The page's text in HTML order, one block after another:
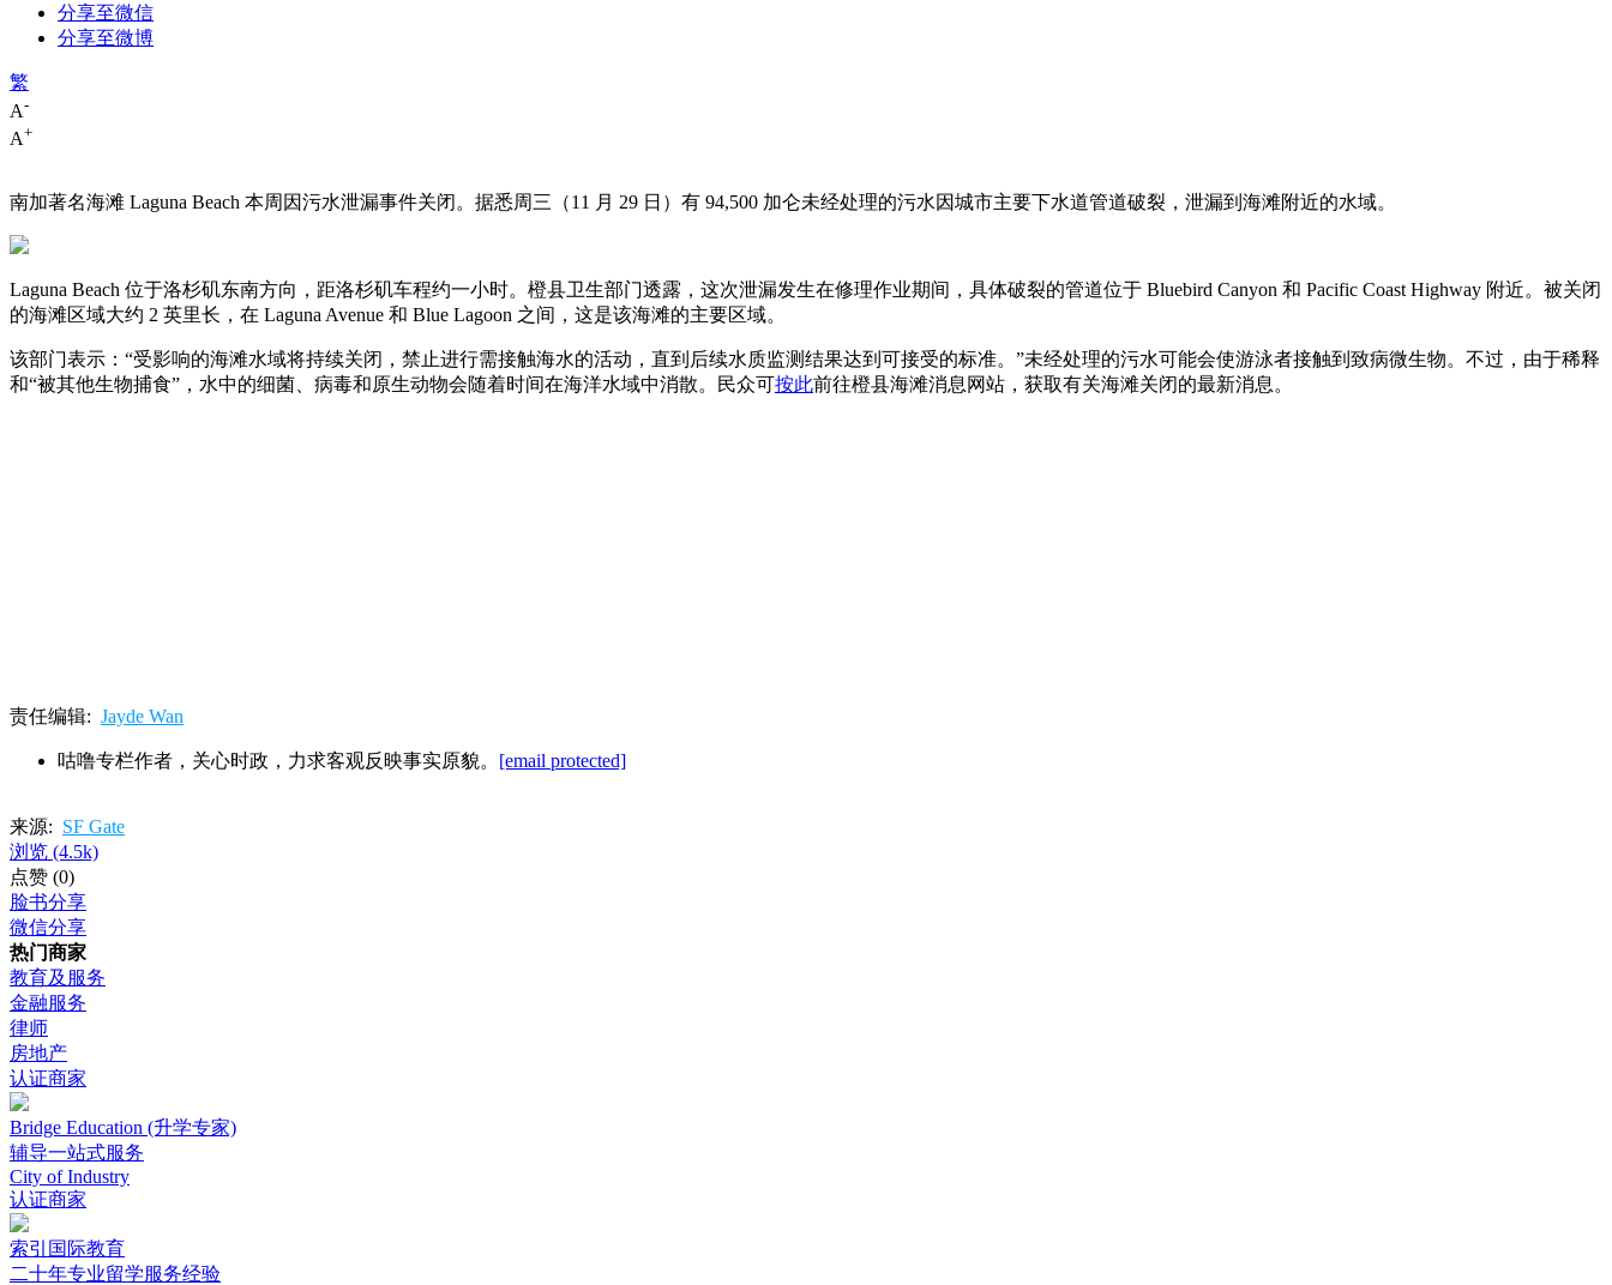
分享至微信
分享至微博
繁
A-
A+
南加著名海滩 Laguna Beach 本周因污水泄漏事件关闭。据悉周三（11 月 29 日）有 94,500 加仑未经处理的污水因城市主要下水道管道破裂，泄漏到海滩附近的水域。
Laguna Beach 位于洛杉矶东南方向，距洛杉矶车程约一小时。橙县卫生部门透露，这次泄漏发生在修理作业期间，具体破裂的管道位于 Bluebird Canyon 和 Pacific Coast Highway 附近。被关闭
的海滩区域大约 2 英里长，在 Laguna Avenue 和 Blue Lagoon 之间，这是该海滩的主要区域。
该部门表示：“受影响的海滩水域将持续关闭，禁止进行需接触海水的活动，直到后续水质监测结果达到可接受的标准。”未经处理的污水可能会使游泳者接触到致病微生物。不过，由于稀释
和“被其他生物捕食”，水中的细菌、病毒和原生动物会随着时间在海洋水域中消散。民众可按此前往橙县海滩消息网站，获取有关海滩关闭的最新消息。
责任编辑: Jayde Wan
咕噜专栏作者，关心时政，力求客观反映事实原貌。 [email protected]
来源: SF Gate
浏览 (4.5k)
点赞 (0)
脸书分享
微信分享
热门商家
教育及服务
金融服务
律师
房地产
认证商家
Bridge Education (升学专家)
辅导一站式服务
City of Industry
认证商家
索引国际教育
二十年专业留学服务经验